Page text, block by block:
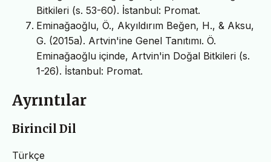
Bitkileri (s. 53-60). İstanbul: Promat.
Eminağaoğlu, Ö., Akyıldırım Beğen, H., & Aksu,
G. (2015a). Artvin'ine Genel Tanıtımı. Ö.
Eminağaoğlu içinde, Artvin'in Doğal Bitkileri (s.
1-26). İstanbul: Promat.
Ayrıntılar
Birincil Dil
Türkçe